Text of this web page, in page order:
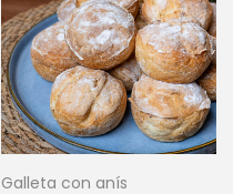
Galleta con anís